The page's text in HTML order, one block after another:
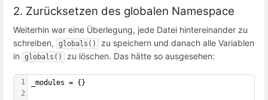
2. Zurücksetzen des globalen Namespace
Weiterhin war eine Überlegung, jede Datei hintereinander zu
schreiben,
globals()
zu speichern und danach alle Variablen
in
globals() zu löschen. Das hätte so ausgesehen:
1
2
_modules = {}